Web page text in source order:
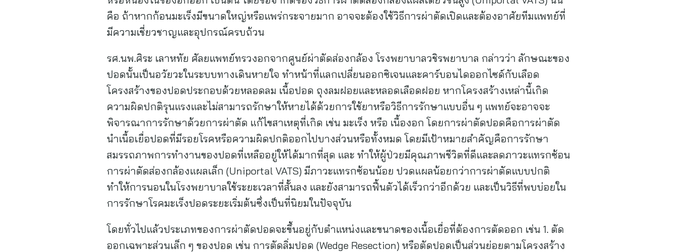
คือ ถ้าหากก้อนมะเร็งมีขนาดใหญ่หรือแพร่กระจายมาก อาจจะต้องใช้วิธีการผ่าตัดเปิดและต้องอาศัยทีมแพทย์ที่
มีความเชี่ยวชาญและอุปกรณ์ครบถ้วน
รศ.นพ.ศิระ เลาหทัย ศัลยแพทย์ทรวงอกจากศูนย์ผ่าตัดส่องกล้อง โรงพยาบาลวชิรพยาบาล กล่าวว่า ลักษณะของ
ปอดนั้นเป็นอวัยวะในระบบทางเดินหายใจ ทำหน้าที่แลกเปลี่ยนออกซิเจนและคาร์บอนไดออกไซด์กับเลือด
โครงสร้างของปอดประกอบด้วยหลอดลม เนื้อปอด ถุงลมฝอยและหลอดเลือดฝอย หากโครงสร้างเหล่านี้เกิด
ความผิดปกติรุนแรงและไม่สามารถรักษาให้หายได้ด้วยการใช้ยาหรือวิธีการรักษาแบบอื่น ๆ แพทย์จะอาจจะ
พิจารณาการรักษาด้วยการผ่าตัด แก้ไขสาเหตุที่เกิด เช่น มะเร็ง หรือ เนื้องอก โดยการผ่าตัดปอดคือการผ่าตัด
นำเนื้อเยื่อปอดที่มีรอยโรคหรือความผิดปกติออกไปบางส่วนหรือทั้งหมด โดยมีเป้าหมายสำคัญคือการรักษา
สมรรถภาพการทำงานของปอดที่เหลืออยู่ให้ได้มากที่สุด และ ทำให้ผู้ป่วยมีคุณภาพชีวิตที่ดีและลดภาวะแทรกซ้อน
การผ่าตัดส่องกล้องแผลเล็ก (Uniportal VATS) มีภาวะแทรกซ้อนน้อย ปวดแผลน้อยกว่าการผ่าตัดแบบปกติ
ทำให้การนอนในโรงพยาบาลใช้ระยะเวลาที่สั้นลง และยังสามารถฟื้นตัวได้เร็วกว่าอีกด้วย และเป็นวิธีที่พบบ่อยใน
การรักษาโรคมะเร็งปอดระยะเริ่มต้นซึ่งเป็นที่นิยมในปัจจุบัน
โดยทั่วไปแล้วประเภทของการผ่าตัดปอดจะขึ้นอยู่กับตำแหน่งและขนาดของเนื้อเยื่อที่ต้องการตัดออก เช่น 1. ตัด
ออกเฉพาะส่วนเล็ก ๆ ของปอด เช่น การตัดลิ่มปอด (Wedge Resection) หรือตัดปอดเป็นส่วนย่อยตามโครงสร้าง